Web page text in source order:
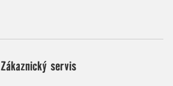
Zákaznický servis